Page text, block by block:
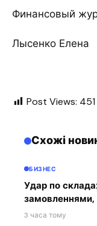
Финансовый
Лысенко Елена
Post Views: 451
Схожі
БИЗНЕС
Удар по
замовленнями,
3 часа тому